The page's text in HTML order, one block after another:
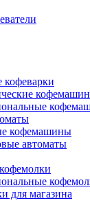
кофемашины
автоматы
для магазина